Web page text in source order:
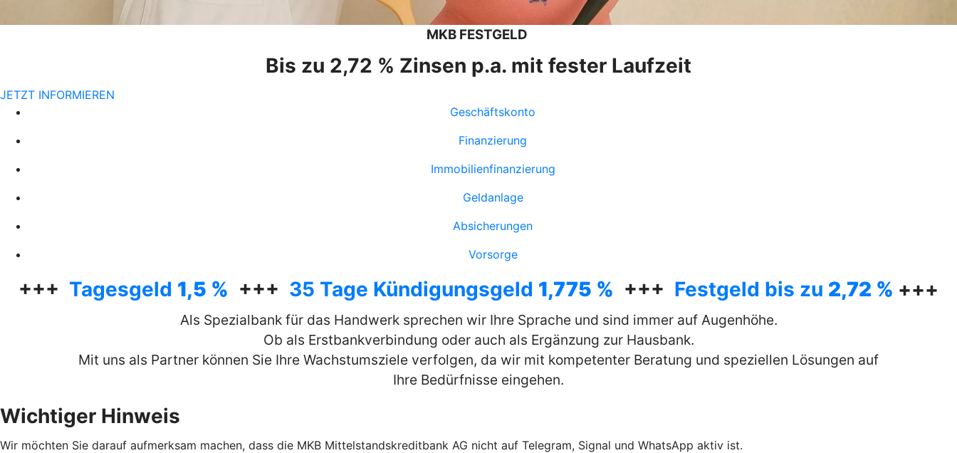
MKB FESTGELD
Bis zu 2,72 % Zinsen p.a. mit fester Laufzeit
JETZT INFORMIEREN
Geschäftskonto
Finanzierung
Immobilienfinanzierung
Geldanlage
Absicherungen
Vorsorge
+++ Tagesgeld 1,5 % +++ 35 Tage Kündigungsgeld 1,775 % +++ Festgeld bis zu 2,72 % +++
Als Spezialbank für das Handwerk sprechen wir Ihre Sprache und sind immer auf Augenhöhe.
Ob als Erstbankverbindung oder auch als Ergänzung zur Hausbank.
Mit uns als Partner können Sie Ihre Wachstumsziele verfolgen, da wir mit kompetenter Beratung und speziellen Lösungen auf
Ihre Bedürfnisse eingehen.
Wichtiger Hinweis
Wir möchten Sie darauf aufmerksam machen, dass die MKB Mittelstandskreditbank AG nicht auf Telegram, Signal und WhatsApp aktiv ist.